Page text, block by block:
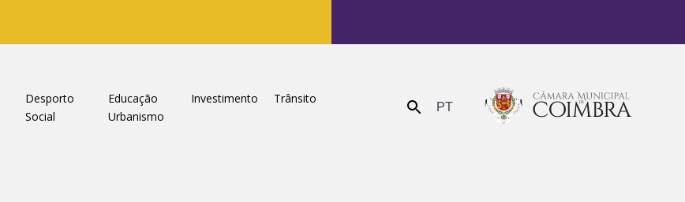
Desporto Educação Investimento
Trânsito
Social Urbanismo Enviar PT